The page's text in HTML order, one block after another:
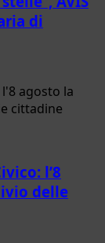
di
l’8
delle